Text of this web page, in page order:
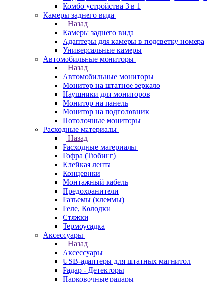
Комбо устройства 3 в 1
Камеры заднего вида
Назад
Камеры заднего вида
Адаптеры для камеры в подсветку номера
Универсальные камеры
Автомобильные мониторы
Назад
Автомобильные мониторы
Монитор на штатное зеркало
Наушники для мониторов
Монитор на панель
Монитор на подголовник
Потолочные мониторы
Расходные материалы
Назад
Расходные материалы
Гофра (Тюбинг)
Клейкая лента
Концевики
Монтажный кабель
Предохранители
Разъемы (клеммы)
Реле, Колодки
Стяжки
Термоусадка
Аксессуары
Назад
Аксессуары
USB-адаптеры для штатных магнитол
Радар - Детекторы
Парковочные радары